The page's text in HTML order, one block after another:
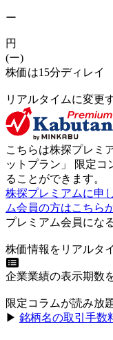
ー
円
(ー)
株価は15分ディレイ
リアルタイムに変更
こちらは株探プレミ
ットプラン 」 限定コ
ることができます。
株探プレミアムに申
ム会員の方はこちら
プレミアム会員にな
株価情報をリアルタ
企業業績の表示期数
限定コラムが読み放
▶︎ 銘柄名の取引手数